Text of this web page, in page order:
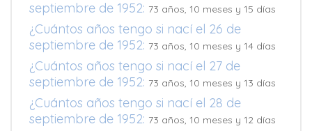
septiembre de 1952: 73 años, 10 meses y 15 días
¿Cuántos años tengo si nací el 26 de
septiembre de 1952: 73 años, 10 meses y 14 días
¿Cuántos años tengo si nací el 27 de
septiembre de 1952: 73 años, 10 meses y 13 días
¿Cuántos años tengo si nací el 28 de
septiembre de 1952: 73 años, 10 meses y 12 días